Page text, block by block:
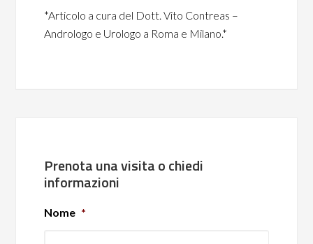
*Articolo a cura del Dott. Vito Contreas –
Andrologo e Urologo a Roma e Milano.*
Prenota una visita o chiedi
informazioni
Nome *